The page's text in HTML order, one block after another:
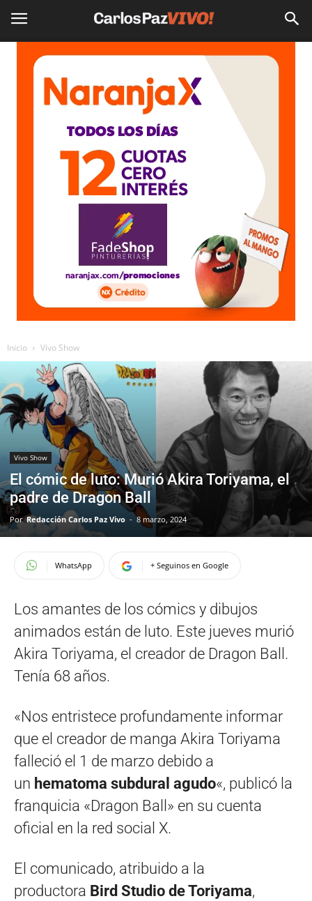
Inicio Vivo Show
Vivo Show
El cómic de luto: Murió Akira Toriyama, el
padre de Dragon Ball
Por Redacción Carlos Paz Vivo - 8 marzo, 2024
WhatsApp + Seguinos en Google
Los amantes de los cómics y dibujos
animados están de luto. Este jueves murió
Akira Toriyama, el creador de Dragon Ball.
Tenía 68 años.
«Nos entristece profundamente informar
que el creador de manga Akira Toriyama
falleció el 1 de marzo debido a
un hematoma subdural agudo«, publicó la
franquicia «Dragon Ball» en su cuenta
oficial en la red social X.
El comunicado, atribuido a la
productora Bird Studio de Toriyama,